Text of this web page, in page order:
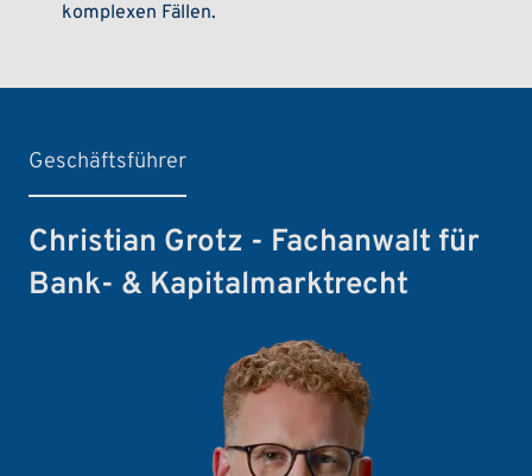
komplexen Fällen.
Geschäftsführer
Christian Grotz - Fachanwalt für
Bank- & Kapitalmarktrecht